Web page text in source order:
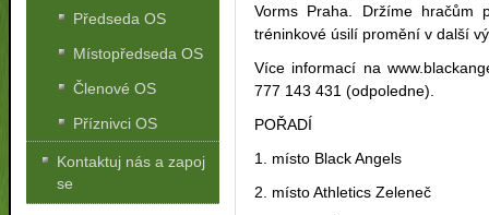
Vorms Praha. Držíme
tréninkové úsilí promění v další
Více informací na
777 143 431 (odpoledne).
POŘADÍ
1. místo Black Angels
2. místo Athletics Zeleneč
Předseda OS
Místopředseda OS
Členové OS
Příznivci OS
Kontaktuj nás a zapoj
se